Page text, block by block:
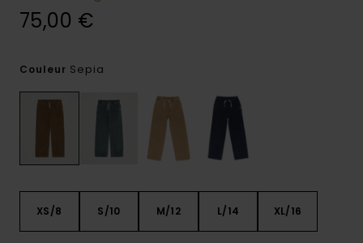
75,00 €
Couleur Sepia
XS/8 S/10 M/12 L/14 XL/16